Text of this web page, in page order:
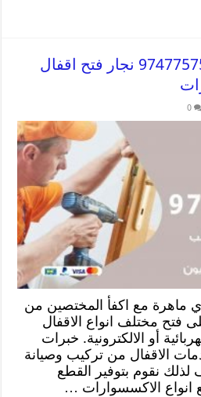
فتح اقفال الضباعية 97477575 نجار فتح اقفال
0
ماهرة مع اكفأ المختصين من
فتح مختلف انواع الاقفال
أو الالكترونية. خبرات
الاقفال من تركيب وصيانة
نقوم بتوفير القطع
انواع الاكسسوارات …